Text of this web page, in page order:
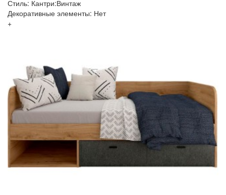
Стиль: Кантри:Винтаж
Декоративные элементы: Нет
+